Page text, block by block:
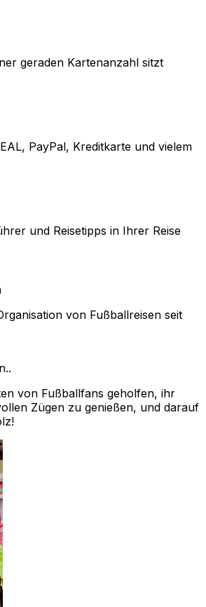
geraden Kartenanzahl sitzt
PayPal, Kreditkarte und vielem
und Reisetipps in Ihrer Reise
von Fußballreisen seit
von Fußballfans geholfen, ihr
Zügen zu genießen, und darauf